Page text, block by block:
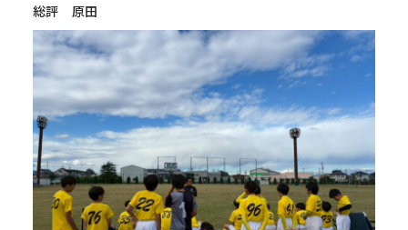
総評 原田